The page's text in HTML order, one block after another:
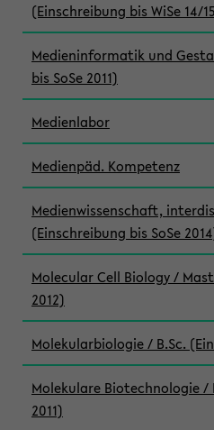
(Einschreibung bis WiSe 14/
Medieninformatik und
bis SoSe 2011)
Medienlabor
Medienpäd. Kompetenz
Medienwissenschaft,
(Einschreibung bis SoSe
Molecular Cell Biology /
2012)
Molekularbiologie / B.Sc.
Molekulare Biotechnologie /
2011)